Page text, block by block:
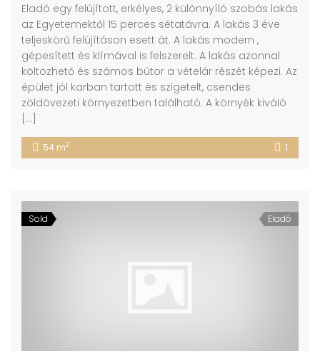
Eladó egy felújított, erkélyes, 2 különnyíló szobás lakás
az Egyetemektől 15 perces sétatávra. A lakás 3 éve
teljeskörű felújításon esett át. A lakás modern ,
gépesített és klímával is felszerelt. A lakás azonnal
költözhető és számos bútor a vételár részét képezi. Az
épület jól karban tartott és szigetelt, csendes
zöldövezeti környezetben található. A környék kiváló
[…]
54 m2 1
Sold Eladó